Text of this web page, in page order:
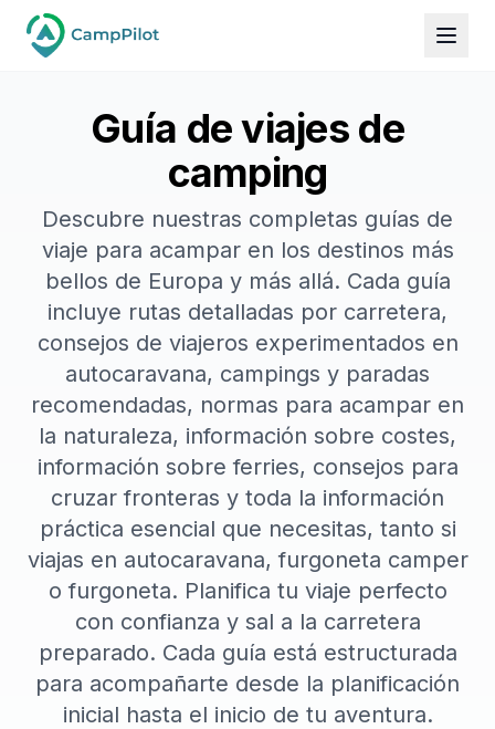
Guía de viajes de
camping
Descubre nuestras completas guías de
viaje para acampar en los destinos más
bellos de Europa y más allá. Cada guía
incluye rutas detalladas por carretera,
consejos de viajeros experimentados en
autocaravana, campings y paradas
recomendadas, normas para acampar en
la naturaleza, información sobre costes,
información sobre ferries, consejos para
cruzar fronteras y toda la información
práctica esencial que necesitas, tanto si
viajas en autocaravana, furgoneta camper
o furgoneta. Planifica tu viaje perfecto
con confianza y sal a la carretera
preparado. Cada guía está estructurada
para acompañarte desde la planificación
inicial hasta el inicio de tu aventura.